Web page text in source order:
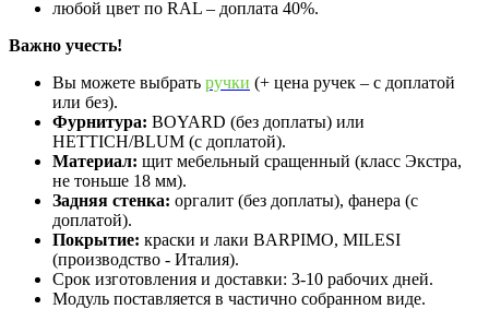
любой цвет по RAL – доплата 40%.
Важно учесть!
Вы можете выбрать ручки (+ цена ручек – с доплатой
или без).
Фурнитура: BOYARD (без доплаты) или
HETTICH/BLUM (с доплатой).
Материал: щит мебельный сращенный (класс Экстра,
не тоньше 18 мм).
Задняя стенка: оргалит (без доплаты), фанера (с
доплатой).
Покрытие: краски и лаки BARPIMO, MILESI
(производство - Италия).
Срок изготовления и доставки: 3-10 рабочих дней.
Модуль поставляется в частично собранном виде.